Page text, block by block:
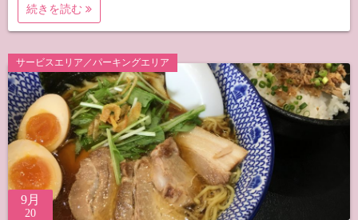
続きを読む
サービスエリア／パーキングエリア
9月
20